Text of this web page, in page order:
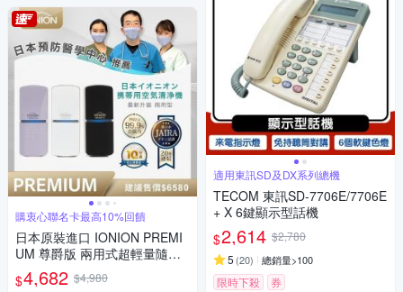
購衷心聯名卡最高10%回饋
日本原裝進口 IONION PREMI
UM 尊爵版 兩用式超輕量隨身
空氣清淨機 共三色
$4,682 $4,980
適用東訊SD及DX系列總機
TECOM 東訊SD-7706E/7706E
+ X 6鍵顯示型話機
$2,614 $2,780
5 (20) 總銷量>100
限時下殺 券